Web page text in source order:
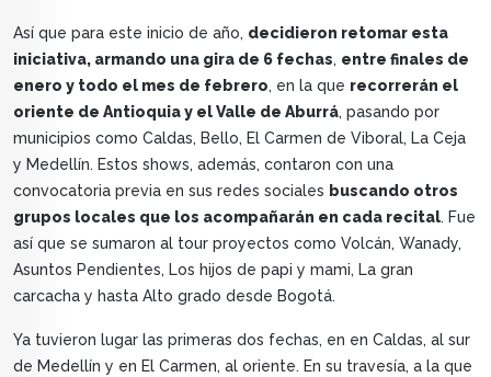
Así que para este inicio de año, decidieron retomar esta
iniciativa, armando una gira de 6 fechas, entre finales de
enero y todo el mes de febrero, en la que recorrerán el
oriente de Antioquia y el Valle de Aburrá, pasando por
municipios como Caldas, Bello, El Carmen de Viboral, La Ceja
y Medellín. Estos shows, además, contaron con una
convocatoria previa en sus redes sociales buscando otros
grupos locales que los acompañarán en cada recital. Fue
así que se sumaron al tour proyectos como Volcán, Wanady,
Asuntos Pendientes, Los hijos de papi y mami, La gran
carcacha y hasta Alto grado desde Bogotá.
Ya tuvieron lugar las primeras dos fechas, en en Caldas, al sur
de Medellín y en El Carmen, al oriente. En su travesía, a la que